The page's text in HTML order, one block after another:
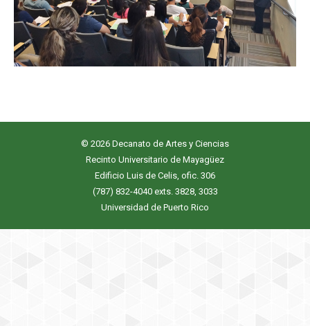
© 2026 Decanato de Artes y Ciencias
Recinto Universitario de Mayagüez
Edificio Luis de Celis, ofic. 306
(787) 832-4040 exts. 3828, 3033
Universidad de Puerto Rico